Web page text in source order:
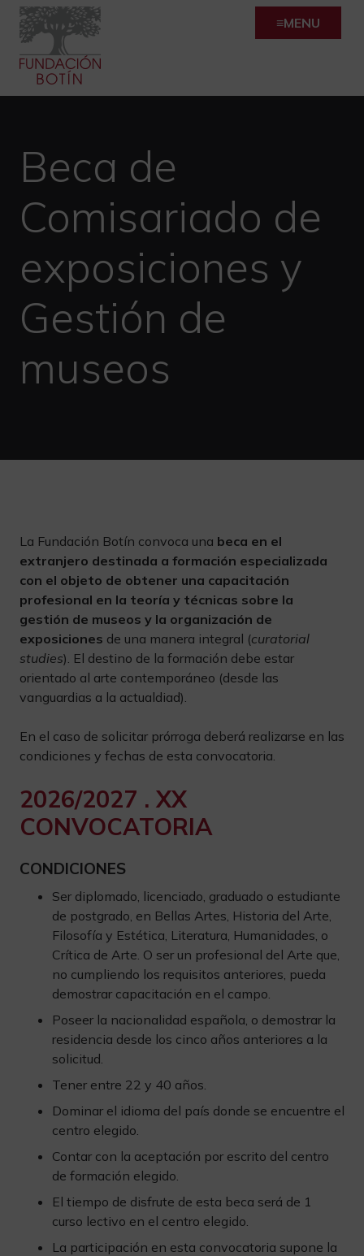
Skip
content
MENU
Beca de
Comisariado de
exposiciones y
Gestión de
museos
La Fundación Botín convoca una beca en el
extranjero destinada a formación especializada
con el objeto de obtener una capacitación
profesional en la teoría y técnicas sobre la
gestión de museos y la organización de
exposiciones de una manera integral (curatorial
studies). El destino de la formación debe estar
orientado al arte contemporáneo (desde las
vanguardias a la actualdiad).
En el caso de solicitar prórroga deberá realizarse en las
condiciones y fechas de esta convocatoria.
2026/2027 . XX
CONVOCATORIA
CONDICIONES
Ser diplomado, licenciado, graduado o estudiante
de postgrado, en Bellas Artes, Historia del Arte,
Filosofía y Estética, Literatura, Humanidades, o
Crítica de Arte. O ser un profesional del Arte que,
no cumpliendo los requisitos anteriores, pueda
demostrar capacitación en el campo.
Poseer la nacionalidad española, o demostrar la
residencia desde los cinco años anteriores a la
solicitud.
Tener entre 22 y 40 años.
Dominar el idioma del país donde se encuentre el
centro elegido.
Contar con la aceptación por escrito del centro
de formación elegido.
El tiempo de disfrute de esta beca será de 1
curso lectivo en el centro elegido.
La participación en esta convocatoria supone la